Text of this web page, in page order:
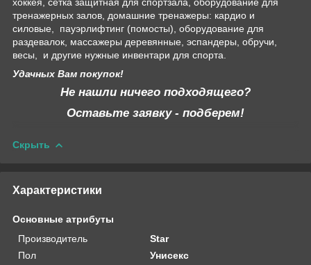
тренажерных залов, домашние тренажеры: кардио и
силовые, пауэрлифтинг (помосты), оборудование для
раздевалок, массажеры деревянные, эспандеры, обручи,
весы, и другие нужные инвентари для спорта.
Удачных Вам покупок!
Не нашли ничего подходящего?
Оставьте заявку - подберем!
Скрыть
Характеристики
Основные атрибуты
Производитель
Star
Пол
Унисекс